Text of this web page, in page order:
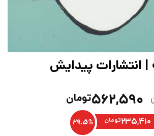
انتشارات پیدایش
قیمت
اصلی:
۷۹۸,۰۰۰تومان
۵۶۲,۵۹۰تومان
۲۳۵,۴۱۰تومان 29.5%